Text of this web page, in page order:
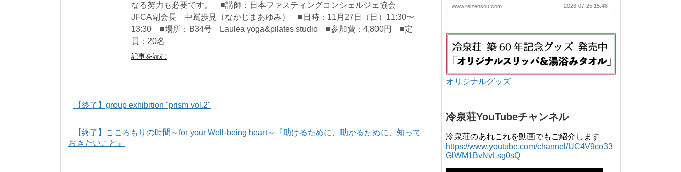
なる努力も必要です。 ■講師：日本ファスティングコンシェルジェ協会
JFCA副会長 中嶌歩見（なかじまあゆみ） ■日時：11月27日（日）11:30〜
13:30 ■場所：B34号 Laulea yoga&pilates studio ■参加費：4,800円 ■定
員：20名
記事を読む
【終了】group exhibition "prism vol.2"
【終了】こころもりの時間～for your Well-being heart～『助けるために、助かるために、知って
おきたいこと』
2025年 3月 2023年 4月 〜 2024年 3月 2022
年 4月 〜 2023年 3月 2021年 4月 〜 2022年
年 4月 〜 2018年 3月 2016年 4月 〜 2017年
2015年 3月 2013...
www.reizensou.com 2026-07-25 15:48
オリジナルグッズ
冷泉荘YouTubeチャンネル
冷泉荘のあれこれを動画でもご紹介します
https://www.youtube.com/channel/UC4V9co33
GlWM1BvNvLsg0sQ